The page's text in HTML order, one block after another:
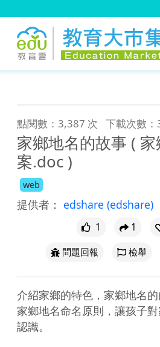
點閱數：3,387 次 下載次數：
家鄉地名的故事 (
案.doc )
web
提供者： edshare (edshare)
1 1
問題回報
檢舉
介紹家鄉的特色，家鄉地名
家鄉地名命名原則，讓孩子
認識。